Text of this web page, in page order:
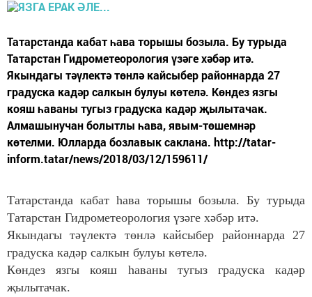
Татарстанда кабат һава торышы бозыла. Бу турыда
Татарстан Гидрометеорология үзәге хәбәр итә.
Якындагы тәүлектә төнлә кайсыбер районнарда 27
градуска кадәр салкын булуы көтелә. Көндез язгы
кояш һаваны тугыз градуска кадәр җылытачак.
Алмашынучан болытлы һава, явым-төшемнәр
көтелми. Юлларда бозлавык саклана. http://tatar-
inform.tatar/news/2018/03/12/159611/
Татарстанда кабат һава торышы бозыла. Бу турыда
Татарстан Гидрометеорология үзәге хәбәр итә.
Якындагы тәүлектә төнлә кайсыбер районнарда 27
градуска кадәр салкын булуы көтелә.
Көндез язгы кояш һаваны тугыз градуска кадәр
җылытачак.